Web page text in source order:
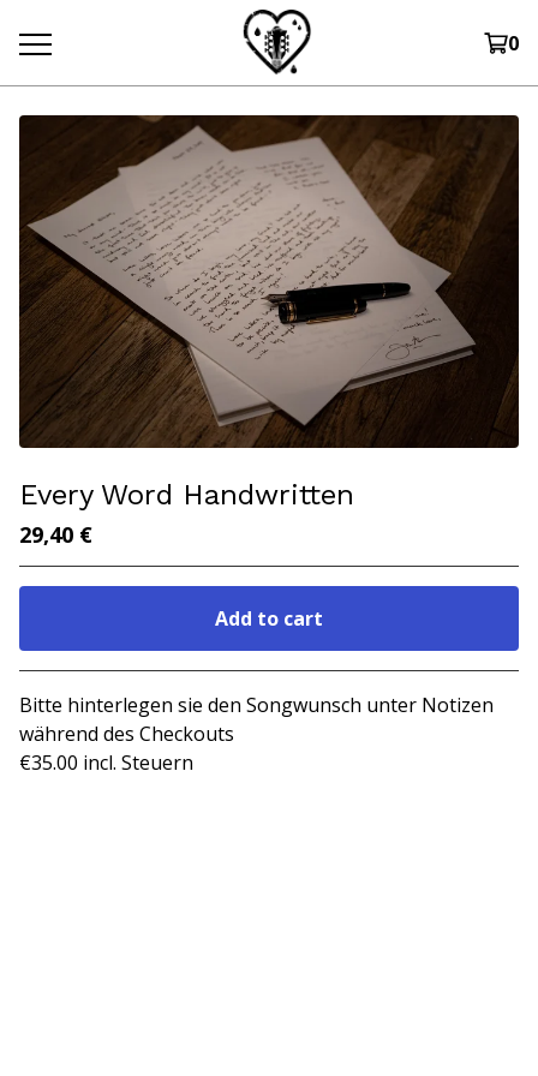
0
Every Word Handwritten
29,40 €
Add to cart
Go to cart
Bitte hinterlegen sie den Songwunsch unter Notizen
während des Checkouts
€35.00 incl. Steuern